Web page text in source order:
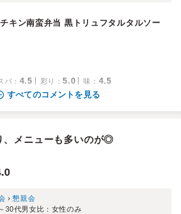
キン南蛮弁当 黒トリュフタルタルソー
パ ： 4.5 彩り ：5.0 味 ： 4.5
すべてのコメントを見る
、メニューも多いのが◎
›懇親会
30代男女比： 女性のみ